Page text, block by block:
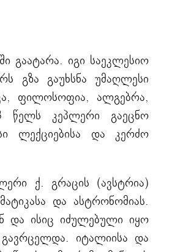
გაატარა. იგი საეკლესიო
გზა გაუხსნა უმაღლესი
ფილოსოფია, ალგებრა,
წელს კეპლერი გაეცნო
ლექციებისა და კერძო
ქ. გრაცის (ავსტრია)
და ასტრონომიას.
და ისიც იძულებული იყო
გავრცელდა. იტალიისა და